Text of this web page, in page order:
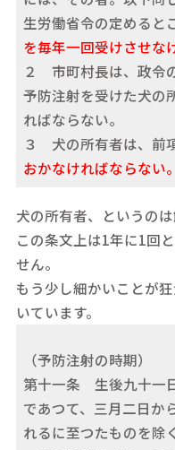
生労働省令の定めると
を毎年一回受けさせな
２ 市町村長は、政令
予防注射を受けた犬の
ればならない。
３ 犬の所有者は、前
おかなければならない。
犬の所有者、というの
この条文上は1年に1回
せん。
もう少し細かいことが
いています。
（予防注射の時期）
第十一条 生後九十一
であつて、三月二日か
れるに至つたものを除